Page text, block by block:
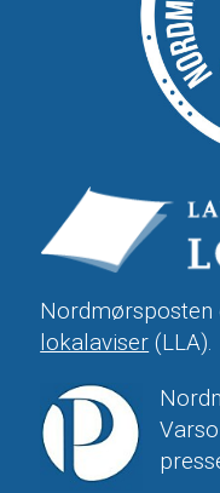
Nordmørsposten
lokalaviser (LLA).